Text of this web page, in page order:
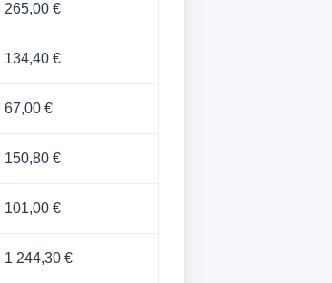
265,00 €
134,40 €
67,00 €
150,80 €
101,00 €
1 244,30 €